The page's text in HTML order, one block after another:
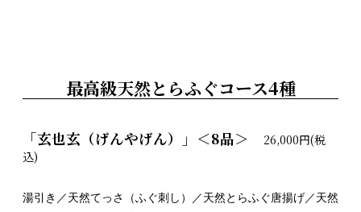
最高級天然とらふぐコース4種
「玄也玄（げんやげん）」＜8品＞
26,000円(税
込)
湯引き／天然てっさ（ふぐ刺し）／天然とらふぐ唐揚げ／天然